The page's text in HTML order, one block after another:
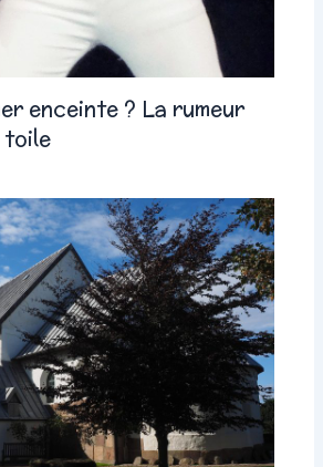
enceinte ? La rumeur
toile